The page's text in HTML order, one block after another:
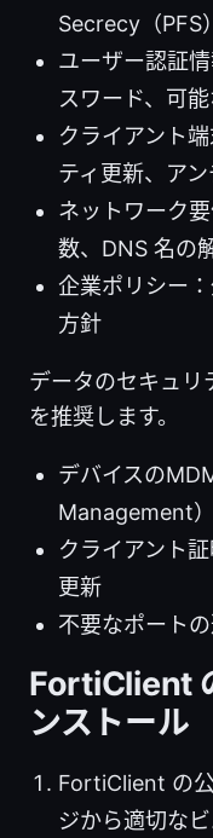
Secrecy（PFS
ユーザー認証
スワード、可
クライアント
ティ更新、ア
ネットワーク
数、DNS 名の
企業ポリシー
方針
データのセキュリ
を推奨します。
デバイスの
Management
クライアント
更新
不要なポート
FortiClient
ンストール
FortiClient の
ジから適切なビ